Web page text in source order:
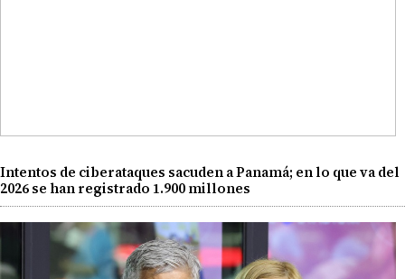
Intentos de ciberataques sacuden a Panamá; en lo que va del
2026 se han registrado 1.900 millones